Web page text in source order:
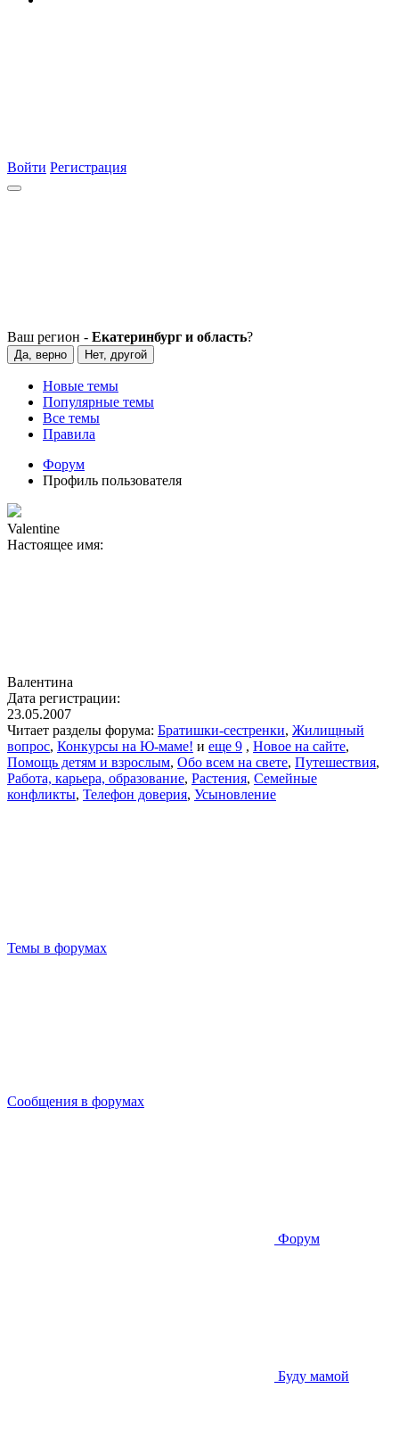
Войти Регистрация
Ваш регион - Екатеринбург и область?
Да, верно Нет, другой
Новые темы
Популярные темы
Все темы
Правила
Форум
Профиль пользователя
Valentine
Настоящее имя:
Валентина
Дата регистрации:
23.05.2007
Читает разделы форума: Братишки-сестренки, Жилищный
вопрос, Конкурсы на Ю-маме! и еще 9 , Новое на сайте,
Помощь детям и взрослым, Обо всем на свете, Путешествия,
Работа, карьера, образование, Растения, Семейные
конфликты, Телефон доверия, Усыновление
Темы в форумах
Сообщения в форумах
Форум
Буду мамой